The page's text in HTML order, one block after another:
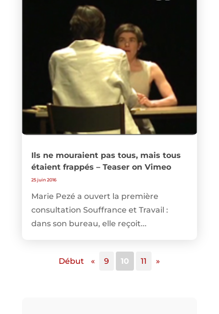
Ils ne mouraient pas tous, mais tous
étaient frappés – Teaser on Vimeo
25 juin 2016
Marie Pezé a ouvert la première
consultation Souffrance et Travail :
dans son bureau, elle reçoit...
Début « 9 10 11 »